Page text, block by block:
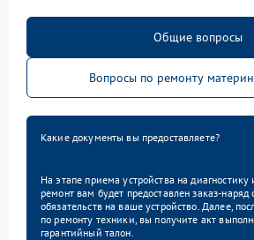
Общие вопросы
Вопросы по ремонту
Какие документы вы предоставляете?
На этапе приема устройства на
ремонт вам будет предоставлен заказ-
обязательств на ваше устройство. Далее,
по ремонту техники, вы получите акт
гарантийный талон.